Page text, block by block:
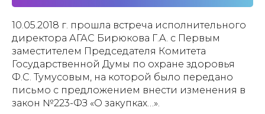
10.05.2018 г. прошла встреча исполнительного
директора АГАС Бирюкова Г.А. с Первым
заместителем Председателя Комитета
Государственной Думы по охране здоровья
Ф.С. Тумусовым, на которой было передано
письмо с предложением внести изменения в
закон №223-ФЗ «О закупках…».